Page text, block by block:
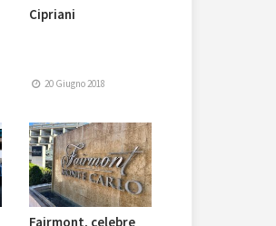
Cipriani
20 Giugno 2018
Fairmont, celebre